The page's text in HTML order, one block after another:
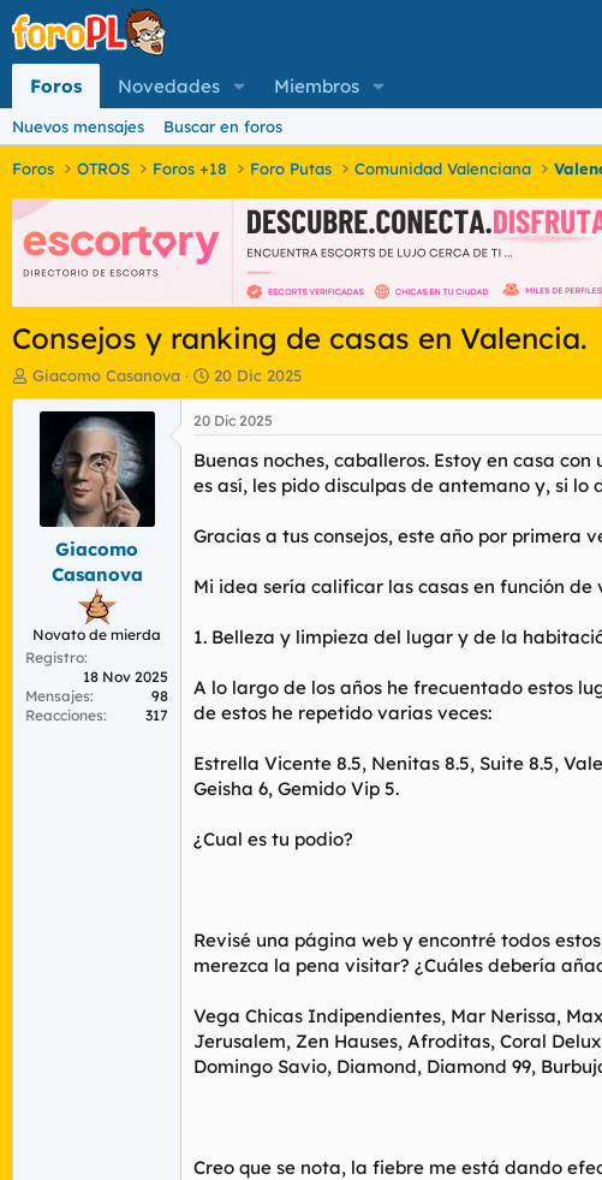
Foros Novedades Miembros
Nuevos mensajes Buscar en foros
Foros OTROS Foros +18 Foro Putas Comunidad Valenciana
Consejos y ranking de casas en Valencia.
I
n
o
t
e
a
Giacomo Casanova
F
e
c
h
a
d
n
c
o
20 Dic 2025
Giacomo
Casanova
Novato de mierda
Registro
18 Nov 2025
Mensajes
98
Reacciones
317
20 Dic 2025
Buenas noches, caballeros. Estoy en casa
es así, les pido disculpas de antemano y, si lo
Gracias a tus consejos, este año por primera
Mi idea sería calificar las casas en función de
1. Belleza y limpieza del lugar y de la
A lo largo de los años he frecuentado estos
de estos he repetido varias veces:
Estrella Vicente 8.5, Nenitas 8.5, Suite 8.5,
Geisha 6, Gemido Vip 5.
¿Cual es tu podio?
Revisé una página web y encontré todos
merezca la pena visitar? ¿Cuáles debería
Vega Chicas Indipendientes, Mar Nerissa,
Jerusalem, Zen Hauses, Afroditas, Coral
Domingo Savio, Diamond, Diamond 99,
Creo que se nota, la fiebre me está dando